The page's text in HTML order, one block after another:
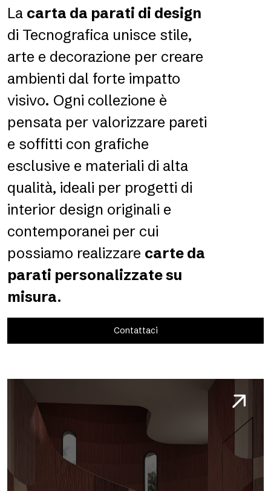
La carta da parati di design
di Tecnografica unisce stile,
arte e decorazione per creare
ambienti dal forte impatto
visivo. Ogni collezione è
pensata per valorizzare pareti
e soffitti con grafiche
esclusive e materiali di alta
qualità, ideali per progetti di
interior design originali e
contemporanei per cui
possiamo realizzare carte da
parati personalizzate su
misura.
Contattaci